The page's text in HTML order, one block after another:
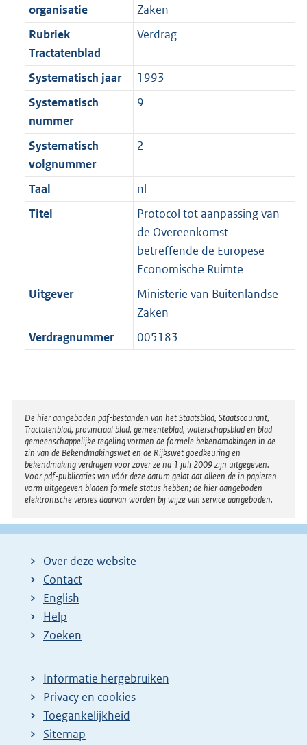
organisatie
Zaken
Rubriek
Tractatenblad
Verdrag
Systematisch jaar
1993
Systematisch
nummer
9
Systematisch
volgnummer
2
Taal
nl
Titel
Protocol tot aanpassing van
de Overeenkomst
betreffende de Europese
Economische Ruimte
Uitgever
Ministerie van Buitenlandse
Zaken
Verdragnummer
005183
Disclaimer
De hier aangeboden pdf-bestanden van het Staatsblad, Staatscourant,
Tractatenblad, provinciaal blad, gemeenteblad, waterschapsblad en blad
gemeenschappelijke regeling vormen de formele bekendmakingen in de
zin van de Bekendmakingswet en de Rijkswet goedkeuring en
bekendmaking verdragen voor zover ze na 1 juli 2009 zijn uitgegeven.
Voor pdf-publicaties van vóór deze datum geldt dat alleen de in papieren
vorm uitgegeven bladen formele status hebben; de hier aangeboden
elektronische versies daarvan worden bij wijze van service aangeboden.
Over deze website
Contact
English
Help
Zoeken
Informatie hergebruiken
Privacy en cookies
Toegankelijkheid
Sitemap